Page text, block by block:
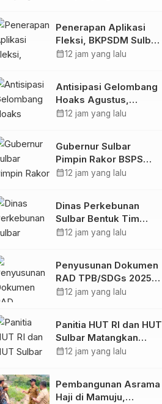
Malolo
Penerapan Aplikasi
Fleksi, BKPSDM Sulbar
Dorong Transformasi
calendar_month12 jam yang lalu
Antisipasi Gelombang
Hoaks Agustus,
Pemprov Sulbar Ajak
calendar_month12 jam yang lalu
Gubernur Sulbar
Pimpin Rakor BSPS
2026: Mamuju dan
5.250 Unit
calendar_month12 jam yang lalu
Dinas Perkebunan
Sulbar Bentuk Tim
Kendali Internal ICS
Pekebun di
Pasangkayu
calendar_month12 jam yang lalu
Penyusunan Dokumen
RAD TPB/SDGs 2025–
2029 Perkuat Arah
Barat
calendar_month12 jam yang lalu
Panitia HUT RI dan HUT
Sulbar Matangkan
Persiapan, Berbagai
Sulbar
calendar_month12 jam yang lalu
Pembangunan Asrama
Haji di Mamuju,